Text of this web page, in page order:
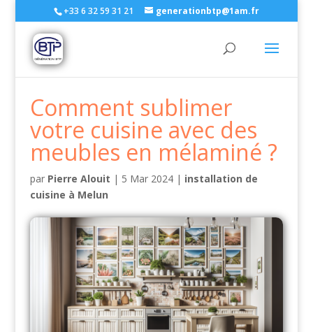
+33 6 32 59 31 21 generationbtp@1am.fr
Comment sublimer
votre cuisine avec des
meubles en mélaminé ?
par Pierre Alouit | 5 Mar 2024| installation de
cuisine à Melun